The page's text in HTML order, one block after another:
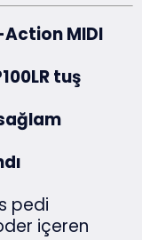
MIDI
tuş
pedi
içeren